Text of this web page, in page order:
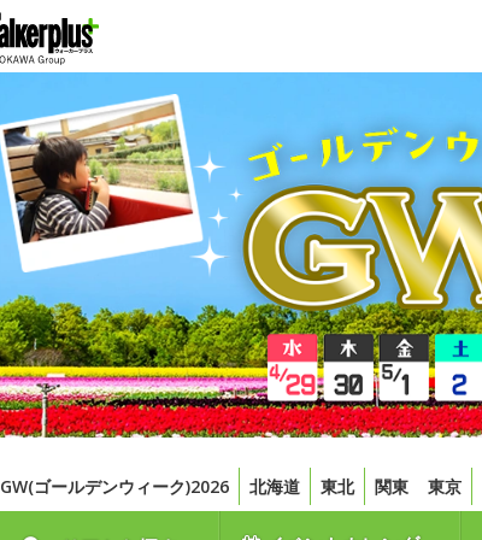
GW(ゴールデンウィーク)2026 北海道 東北 関東 東京